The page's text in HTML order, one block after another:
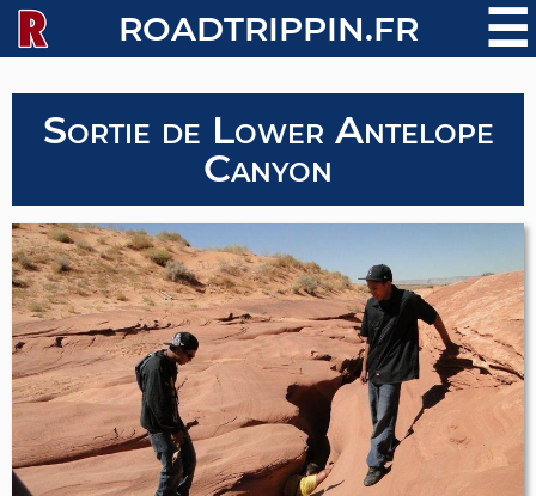
ROADTRIPPIN.FR ☰
Sortie de Lower Antelope
Canyon